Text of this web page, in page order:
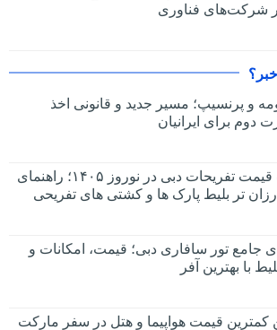
شرکت‌های فناوری
و پرنسیپ؛ مسیر جدید و قانونی اخذ
دوم برای ایرانیان
لیست قیمت تفریحات دبی در نوروز ۱۴۰۵؛ راهنمای
تر بلیط پارک ها و کشتی های تفریحی
جامع تور سافاری دبی؛ قیمت، امکانات و
با بهترین آفر
کمترین قیمت هواپیما و هتل در سفر مارکت